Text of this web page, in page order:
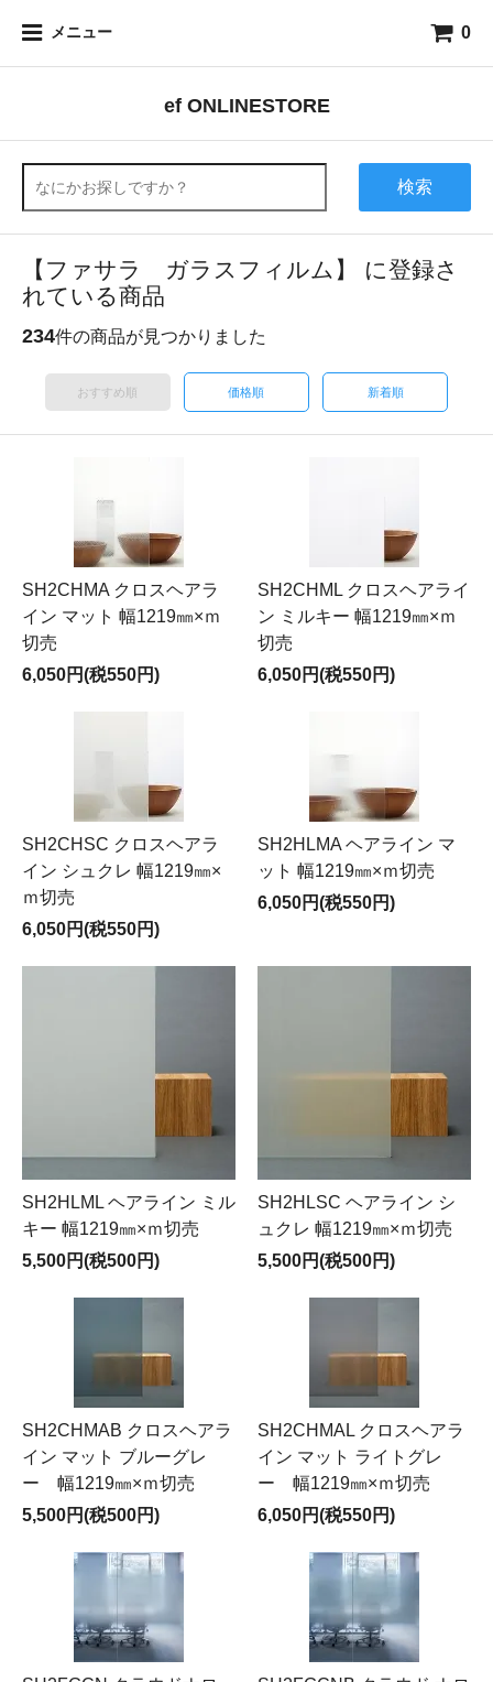
メニュー 0
ef ONLINESTORE
検索
【ファサラ ガラスフィルム】 に登録さ
れている商品
234件の商品が見つかりました
おすすめ順 価格順 新着順
SH2CHMA クロスヘアラ
イン マット 幅1219㎜×ｍ
切売
6,050円(税550円)
SH2CHML クロスヘアライ
ン ミルキー 幅1219㎜×ｍ
切売
6,050円(税550円)
SH2CHSC クロスヘアラ
イン シュクレ 幅1219㎜×
ｍ切売
6,050円(税550円)
SH2HLMA ヘアライン マ
ット 幅1219㎜×ｍ切売
6,050円(税550円)
SH2HLML ヘアライン ミル
キー 幅1219㎜×ｍ切売
5,500円(税500円)
SH2HLSC ヘアライン シ
ュクレ 幅1219㎜×ｍ切売
5,500円(税500円)
SH2CHMAB クロスヘアラ
イン マット ブルーグレ
ー 幅1219㎜×ｍ切売
5,500円(税500円)
SH2CHMAL クロスヘアラ
イン マット ライトグレ
ー 幅1219㎜×ｍ切売
6,050円(税550円)